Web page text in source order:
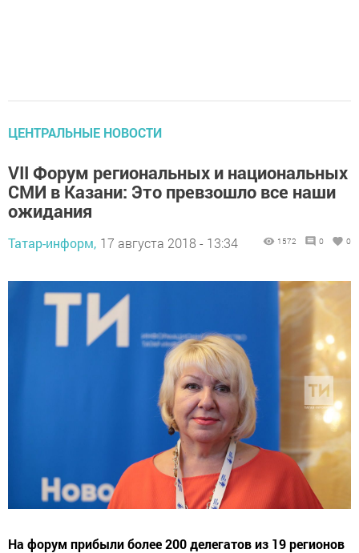
ЦЕНТРАЛЬНЫЕ НОВОСТИ
VII Форум региональных и национальных
СМИ в Казани: Это превзошло все наши
ожидания
Татар-информ, 17 августа 2018 - 13:34 1572 0 0
На форум прибыли более 200 делегатов из 19 регионов